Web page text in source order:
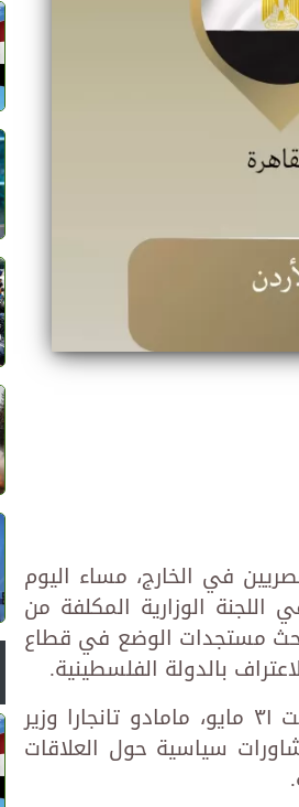
في الخارج، مساء اليوم
في اللجنة الوزارية المكلفة من
لبحث مستجدات الوضع في قطاع
بالدولة الفلسطينية.
وفي وقت سابق اليوم، استقبل د. بدر عبد العاطى، اليوم السبت ٣١ مايو، مامادو تانجارا وزير
سياسية حول العلاقات